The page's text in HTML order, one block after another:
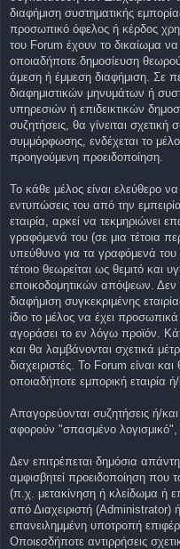
διαφήμιση συστηματικής
προσωπικό όφελος ή κέρδος
του Forum έχουν το δικαίωμα
οποιαδήποτε δημοσίευση
άμεση ή έμμεση διαφήμιση. Σε
διαφημιστικών μηνυμάτων ή
υπηρεσιών ή επιδεικτικών
συζητήσεις, θα γίνειται
συμμόρφωσης, ενδέχεται το
προηγούμενη προειδοποίηση.
Το κάθε μέλος είναι ελεύθερο
εντυπώσεις του από την
εταιρία, αρκεί να τεκμηριώνει
γραφόμενά του (σε μια τέτοια
υπεύθυνο για τα γραφόμενά
τέτοιο θεωρείται ως θεμιτό και
εποικοδομητικών απόψεων. Δεν
διαφήμιση συγκεκριμένης
ίδιο το μέλος να έχει
αγοράσει το εν λόγω προϊόν.
και θα λαμβάνονται σχετικά
διαχειριστές. Το Forum είναι
οποιαδήποτε εμπορική εταιρία
Απαγορεύονται συζητήσεις ή/
αφορούν "σπασμένο
Δεν επιτρέπεται δημόσια
αμφισβητεί προειδοποίηση που
(π.χ. μετακίνηση ή κλείδωμα ή
από Διαχειριστή (Administrator)
επανειλημμένη υποτροπή
Οποιεσδήποτε αντιρρήσεις